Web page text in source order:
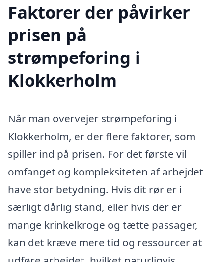
Faktorer der påvirker
prisen på
strømpeforing i
Klokkerholm
Når man overvejer strømpeforing i
Klokkerholm, er der flere faktorer, som
spiller ind på prisen. For det første vil
omfanget og kompleksiteten af arbejdet
have stor betydning. Hvis dit rør er i
særligt dårlig stand, eller hvis der er
mange krinkelkroge og tætte passager,
kan det kræve mere tid og ressourcer at